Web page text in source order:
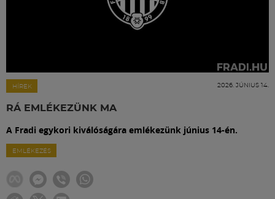
HÍREK 2026. JÚNIUS 14.
RÁ EMLÉKEZÜNK MA
A Fradi egykori kiválóságára emlékezünk június 14-én.
EMLÉKEZÉS
Labdarúgás
Szakosztályok
Meccscenter